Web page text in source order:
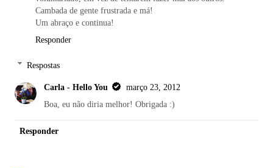
Cambada de gente frustrada e má!
Um abraço e continua!
Responder
Respostas
Carla - Hello You
março 23, 2012
Boa, eu não diria melhor! Obrigada :)
Responder